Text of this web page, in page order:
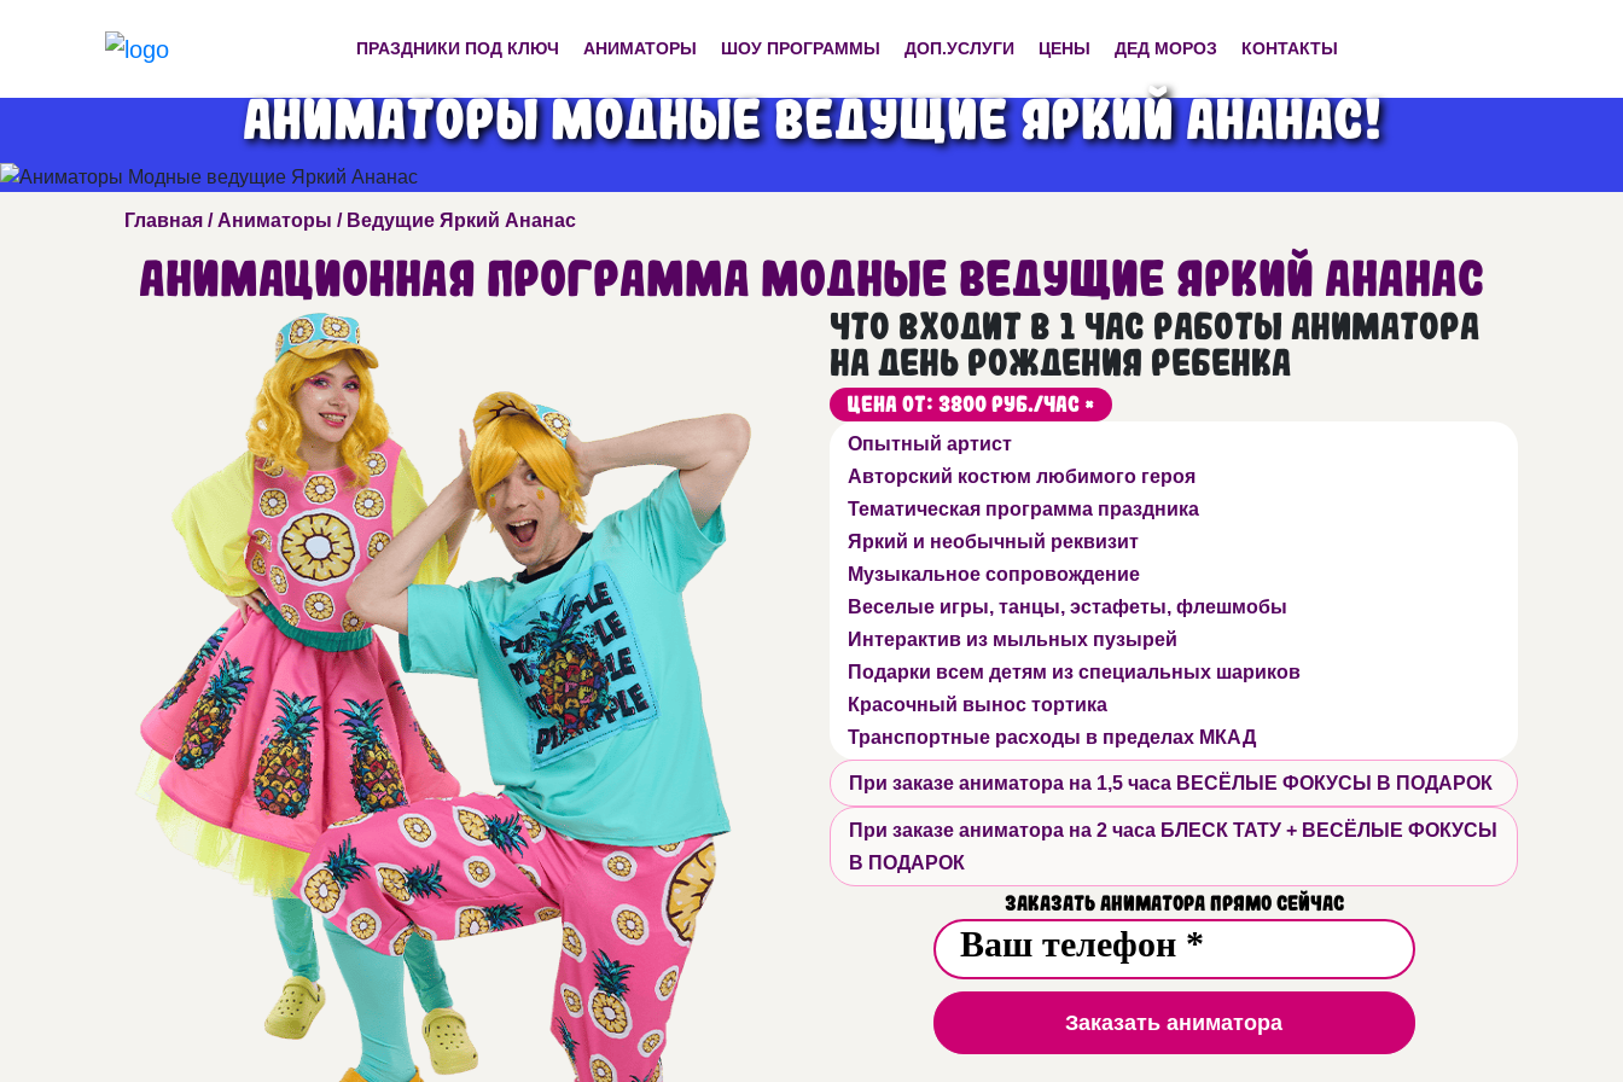
ПРАЗДНИКИ ПОД КЛЮЧ АНИМАТОРЫ ШОУ ПРОГРАММЫ ДОП.УСЛУГИ ЦЕНЫ ДЕД МОРОЗ КОНТАКТЫ
Аниматоры Модные ведущие Яркий Ананас!
Главная /Аниматоры / Ведущие Яркий Ананас
Анимационная программа Модные ведущие Яркий Ананас
Что входит в 1 час работы аниматора
на День рождения ребенка
Цена от: 3800 руб./час *
Опытный артист
Авторский костюм любимого героя
Тематическая программа праздника
Яркий и необычный реквизит
Музыкальное сопровождение
Веселые игры, танцы, эстафеты, флешмобы
Интерактив из мыльных пузырей
Подарки всем детям из специальных шариков
Красочный вынос тортика
Транспортные расходы в пределах МКАД
При заказе аниматора на 1,5 часа ВЕСЁЛЫЕ ФОКУСЫ В ПОДАРОК
При заказе аниматора на 2 часа БЛЕСК ТАТУ + ВЕСЁЛЫЕ ФОКУСЫ
В ПОДАРОК
Заказать аниматора прямо сейчас
Заказать аниматора